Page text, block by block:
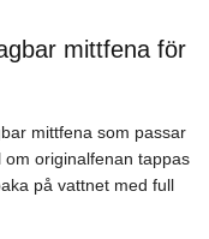
mittfena för
mittfena som passar
originalfenan tappas
på vattnet med full